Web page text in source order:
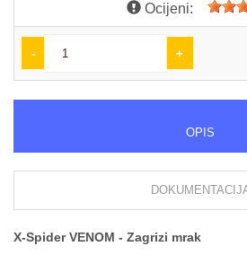
Ocijeni:
- +
OPIS
X-Spider VENOM - Zagrizi mrak